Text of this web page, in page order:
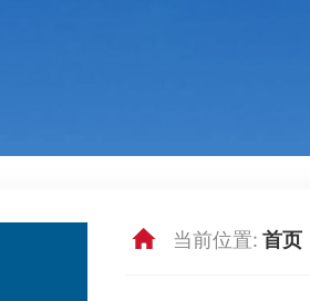
当前位置: 首页